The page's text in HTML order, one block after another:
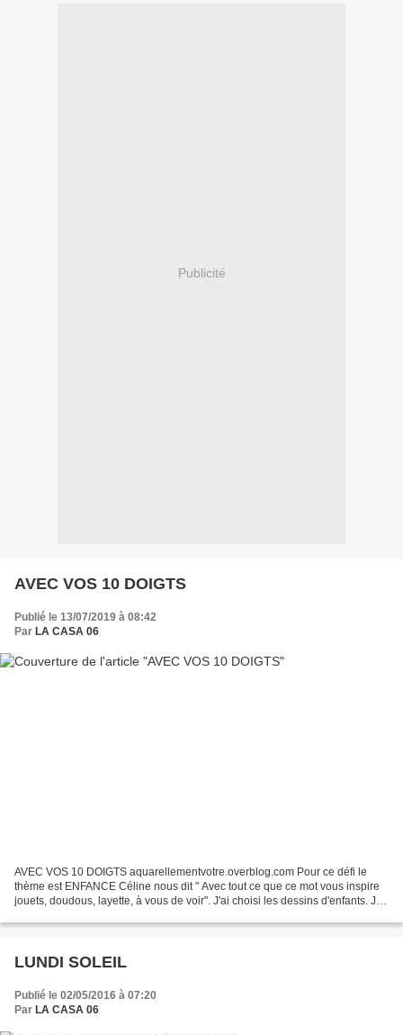
Publicité
AVEC VOS 10 DOIGTS
Publié le 13/07/2019 à 08:42
Par LA CASA 06
AVEC VOS 10 DOIGTS aquarellementvotre.overblog.com Pour ce défi le
thème est ENFANCE Céline nous dit " Avec tout ce que ce mot vous inspire
jouets, doudous, layette, à vous de voir". J'ai choisi les dessins d'enfants. Je
LUNDI SOLEIL
Publié le 02/05/2016 à 07:20
Par LA CASA 06